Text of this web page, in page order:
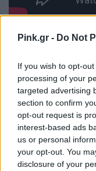
Pink.gr - Do Not
If you wish to opt-
processing of your
targeted advertising
section to confirm
opt-out request is
interest-based ads
us or personal
your opt-out. You
disclosure of your